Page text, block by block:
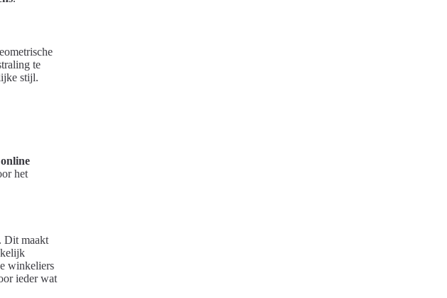
te
stijl.
het
Dit maakt
winkeliers
ieder wat